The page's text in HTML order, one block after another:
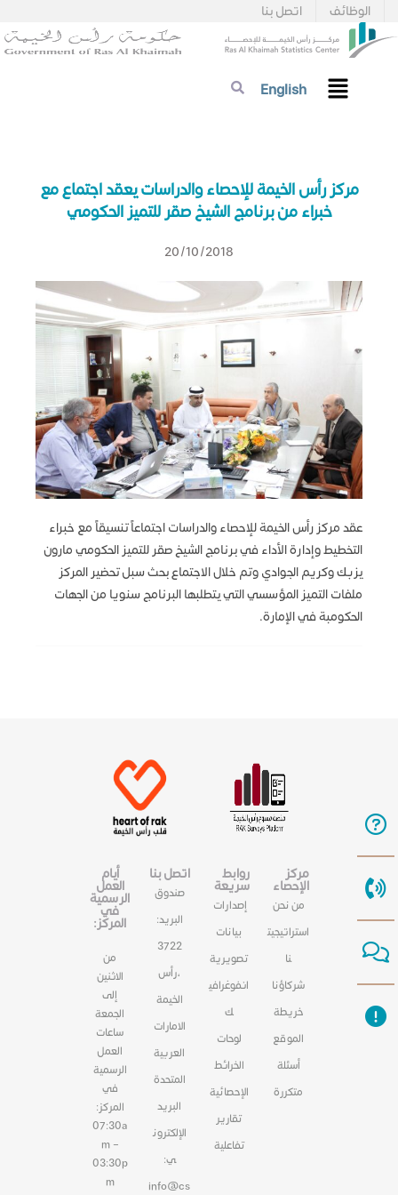
اتصل بنا الوظائف
English
مركز رأس الخيمة للإحصاء والدراسات يعقد اجتماع مع
خبراء من برنامج الشيخ صقر للتميز الحكومي
20/10/2018
عقد مركز رأس الخيمة للإحصاء والدراسات اجتماعاً تنسيقاً مع خبراء
التخطيط وإدارة الأداء في برنامج الشيخ صقر للتميز الحكومي مارون
يزبك وكريم الجوادي وتم خلال الاجتماع بحث سبل تحضير المركز
ملفات التميز المؤسسي التي يتطلبها البرنامج سنويا من الجهات
الحكومبة في الإمارة.
مركز
الإحصاء
من نحن
استراتيجيت
نا
شركاؤنا
خريطة
الموقع
أسئلة
متكررة
روابط
سريعة
إصدارات
بيانات
تصويرية
انفوغرافي
ك
لوحات
الخرائط
الإحصائية
تقارير
تفاعلية
اتصل بنا
صندوق
البريد:
3722
،رأس
الخيمة
الامارات
العربية
المتحدة
البريد
الإلكترون
ي:
info@cs
أيام
العمل
الرسمية
في
المركز:
من
الاثنين
إلى
الجمعة
ساعات
العمل
الرسمية
في
المركز:
07:30a
m –
03:30p
m